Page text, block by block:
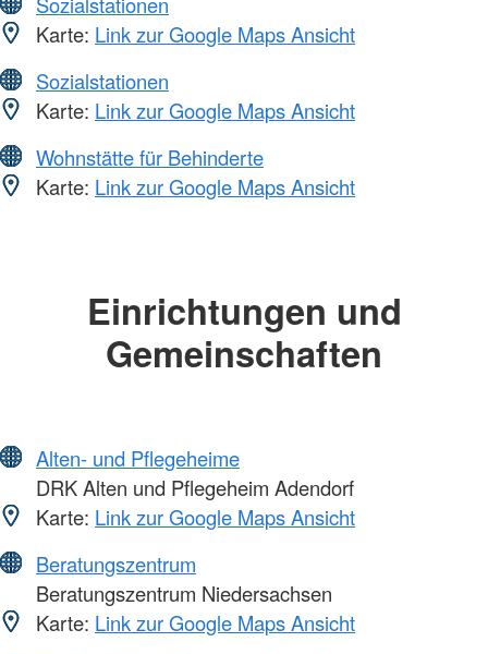
Karte: Link zur Google Maps Ansicht
Sozialstationen
Karte: Link zur Google Maps Ansicht
Wohnstätte für Behinderte
Karte: Link zur Google Maps Ansicht
Einrichtungen und
Gemeinschaften
Alten- und Pflegeheime
DRK Alten und Pflegeheim Adendorf
Karte: Link zur Google Maps Ansicht
Beratungszentrum
Beratungszentrum Niedersachsen
Karte: Link zur Google Maps Ansicht